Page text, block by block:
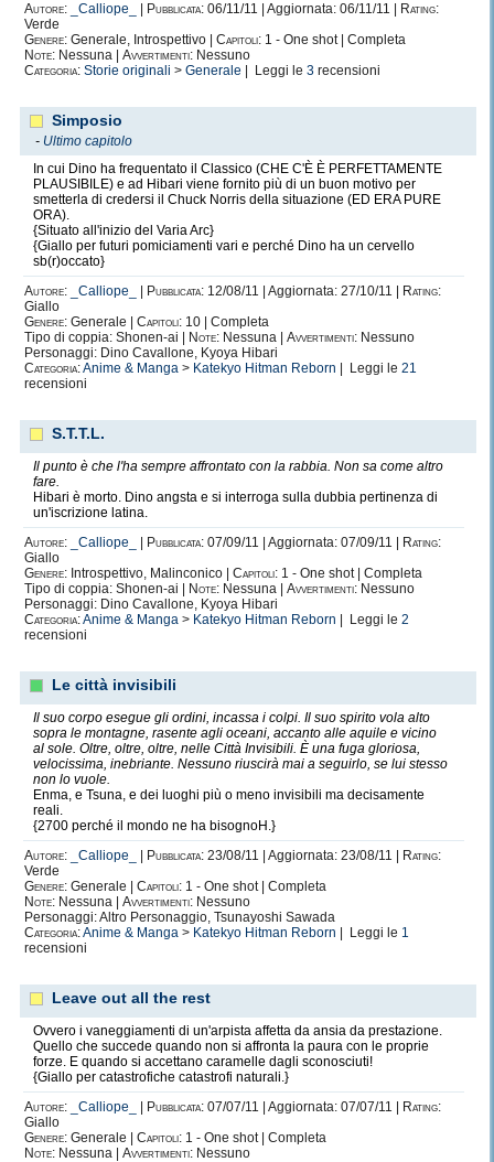
Autore:
_Calliope_ Pubblicata: 06/11/11 | Aggiornata: 06/11/11 |
Rating:
Verde
Genere: Generale, Introspettivo | Capitoli: 1 - One shot | Completa
Note: Nessuna | Avvertimenti: Nessuno
Categoria: Storie originali > Generale | Leggi le 3 recensioni
Simposio
- Ultimo capitolo
In cui Dino ha frequentato il Classico (CHE C'È È PERFETTAMENTE
PLAUSIBILE) e ad Hibari viene fornito più di un buon motivo per
smetterla di credersi il Chuck Norris della situazione (ED ERA PURE
ORA).
{Situato all'inizio del Varia Arc}
{Giallo per futuri pomiciamenti vari e perché Dino ha un cervello
sb(r)occato}
Autore:
_Calliope_ Pubblicata: 12/08/11 | Aggiornata: 27/10/11 |
Rating:
Giallo
Genere: Generale | Capitoli: 10 | Completa
Tipo di coppia: Shonen-ai |
Note: Nessuna | Avvertimenti: Nessuno
Personaggi: Dino Cavallone, Kyoya Hibari
Categoria:Anime & Manga > Katekyo Hitman Reborn | Leggi le 21
recensioni
S.T.T.L.
Il punto è che l'ha sempre affrontato con la rabbia. Non sa come altro
fare.
Hibari è morto. Dino angsta e si interroga sulla dubbia pertinenza di
un'iscrizione latina.
Autore:
_Calliope_ Pubblicata: 07/09/11 | Aggiornata: 07/09/11 |
Rating:
Giallo
Genere: Introspettivo, Malinconico | Capitoli: 1 - One shot | Completa
Tipo di coppia: Shonen-ai |
Note: Nessuna | Avvertimenti: Nessuno
Personaggi: Dino Cavallone, Kyoya Hibari
Categoria:Anime & Manga > Katekyo Hitman Reborn | Leggi le 2
recensioni
Le città invisibili
Il suo corpo esegue gli ordini, incassa i colpi. Il suo spirito vola alto
sopra le montagne, rasente agli oceani, accanto alle aquile e vicino
al sole. Oltre, oltre, oltre, nelle Città Invisibili. È una fuga gloriosa,
velocissima, inebriante. Nessuno riuscirà mai a seguirlo, se lui stesso
non lo vuole.
Enma, e Tsuna, e dei luoghi più o meno invisibili ma decisamente
reali.
{2700 perché il mondo ne ha bisognoH.}
Autore:
_Calliope_ Pubblicata: 23/08/11 | Aggiornata: 23/08/11 |
Rating:
Verde
Genere: Generale | Capitoli: 1 - One shot | Completa
Note: Nessuna | Avvertimenti: Nessuno
Personaggi: Altro Personaggio, Tsunayoshi Sawada
Categoria:Anime & Manga > Katekyo Hitman Reborn | Leggi le 1
recensioni
Leave out all the rest
Ovvero i vaneggiamenti di un'arpista affetta da ansia da prestazione.
Quello che succede quando non si affronta la paura con le proprie
forze. E quando si accettano caramelle dagli sconosciuti!
{Giallo per catastrofiche catastrofi naturali.}
Autore:
_Calliope_ Pubblicata: 07/07/11 | Aggiornata: 07/07/11 |
Rating:
Giallo
Genere: Generale | Capitoli: 1 - One shot | Completa
Note: Nessuna | Avvertimenti: Nessuno